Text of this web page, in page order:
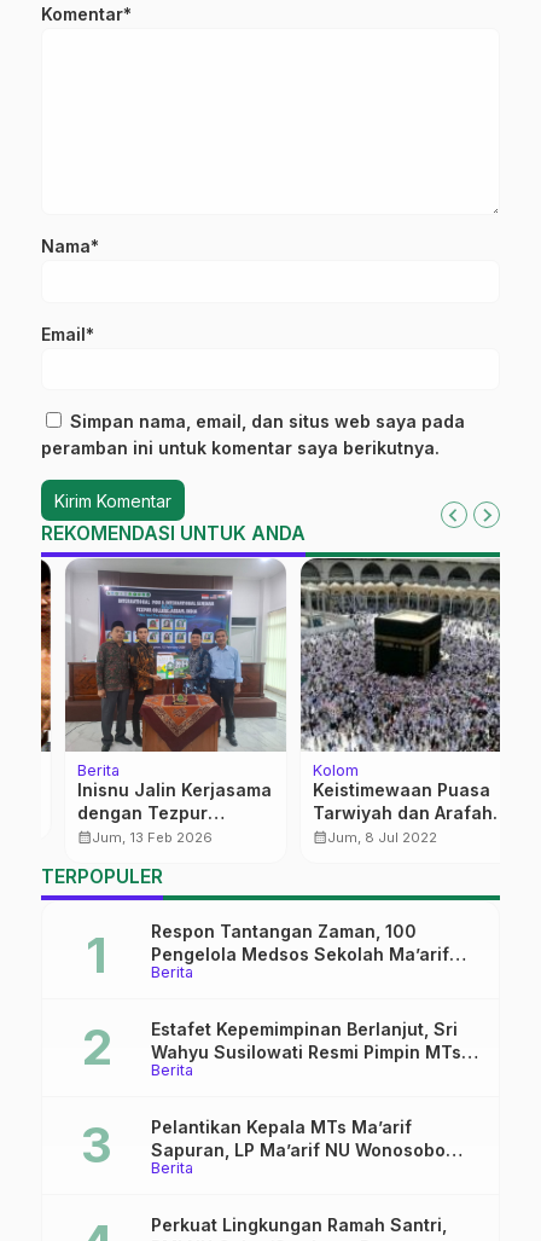
Komentar*
Nama*
Email*
Simpan nama, email, dan situs web saya pada
peramban ini untuk komentar saya berikutnya.
REKOMENDASI UNTUK ANDA
Berita
‎Inisnu Jalin Kerjasama
dengan Tezpur
Collage India dan
Jum, 13 Feb 2026
Kolom
Keistimewaan Puasa
Tarwiyah dan Arafah
di Bulan Dzulhijjah
Jum, 8 Jul 2022
TERPOPULER
Berita
Respon Tantangan Zaman, 100
Pengelola Medsos Sekolah Ma’arif
Pekalongan Ikuti Pelatihan Literasi
Berita
Estafet Kepemimpinan Berlanjut, Sri
Wahyu Susilowati Resmi Pimpin MTs
Ma’arif Sapuran
Berita
Pelantikan Kepala MTs Ma’arif
Sapuran, LP Ma’arif NU Wonosobo
Tekankan Lima Amanah
Perkuat Lingkungan Ramah Santri,